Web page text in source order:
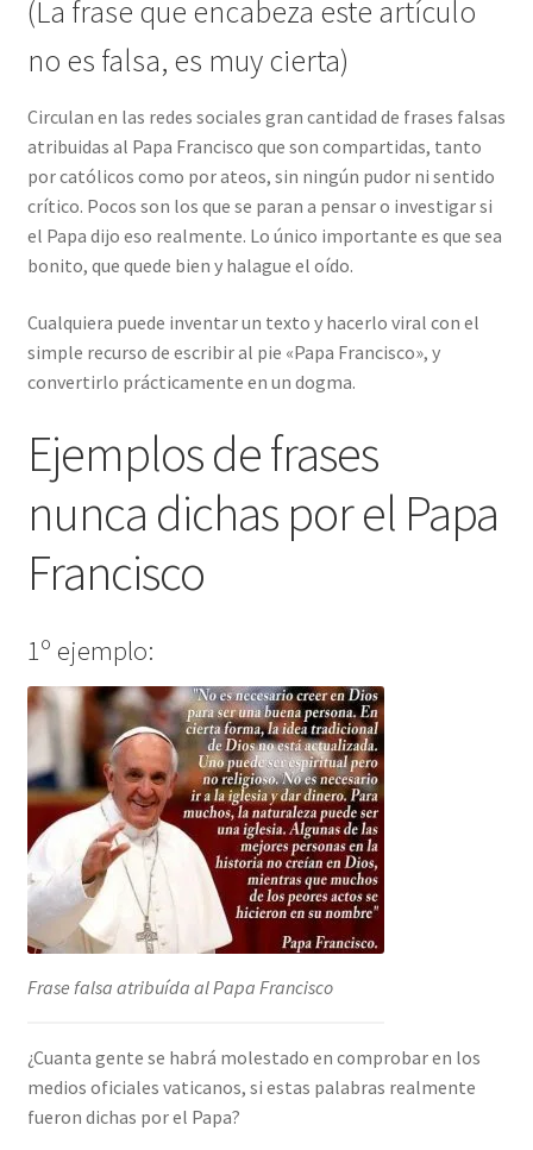
(La frase que encabeza este artículo
no es falsa, es muy cierta)
Circulan en las redes sociales gran cantidad de frases falsas
atribuidas al Papa Francisco que son compartidas, tanto
por católicos como por ateos, sin ningún pudor ni sentido
crítico. Pocos son los que se paran a pensar o investigar si
el Papa dijo eso realmente. Lo único importante es que sea
bonito, que quede bien y halague el oído.
Cualquiera puede inventar un texto y hacerlo viral con el
simple recurso de escribir al pie «Papa Francisco», y
convertirlo prácticamente en un dogma.
Ejemplos de frases
nunca dichas por el Papa
Francisco
1º ejemplo:
Frase falsa atribuída al Papa Francisco
¿Cuanta gente se habrá molestado en comprobar en los
medios oficiales vaticanos, si estas palabras realmente
fueron dichas por el Papa?